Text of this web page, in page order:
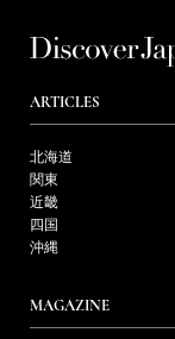
ARTICLES
北海道
関東
近畿
四国
沖縄
MAGAZINE